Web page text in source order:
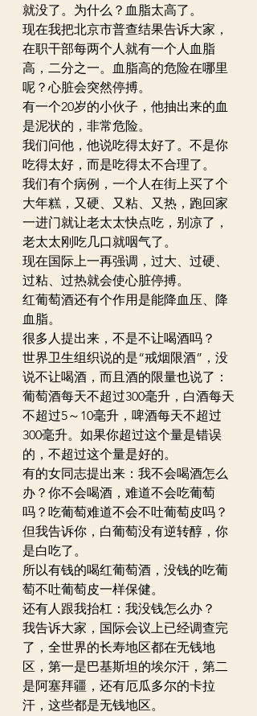
就没了。为什么？血脂太高了。
现在我把北京市普查结果告诉大家，
在职干部每两个人就有一个人血脂
高，二分之一。血脂高的危险在哪里
呢？心脏会突然停搏。
有一个20岁的小伙子，他抽出来的血
是泥状的，非常危险。
我们问他，他说吃得太好了。不是你
吃得太好，而是吃得太不合理了。
我们有个病例，一个人在街上买了个
大年糕，又硬、又粘、又热，跑回家
一进门就让老太太快点吃，别凉了，
老太太刚吃几口就咽气了。
现在国际上一再强调，过大、过硬、
过粘、过热就会使心脏停搏。
红葡萄酒还有个作用是能降血压、降
血脂。
很多人提出来，不是不让喝酒吗？
世界卫生组织说的是“戒烟限酒”，没
说不让喝酒，而且酒的限量也说了：
葡萄酒每天不超过300毫升，白酒每天
不超过5～10毫升，啤酒每天不超过
300毫升。如果你超过这个量是错误
的，不超过这个量是好的。
有的女同志提出来：我不会喝酒怎么
办？你不会喝酒，难道不会吃葡萄
吗？吃葡萄难道不会不吐葡萄皮吗？
但我告诉你，白葡萄没有逆转醇，你
是白吃了。
所以有钱的喝红葡萄酒，没钱的吃葡
萄不吐葡萄皮一样保健。
还有人跟我抬杠：我没钱怎么办？
我告诉大家，国际会议上已经调查完
了，全世界的长寿地区都在无钱地
区，第一是巴基斯坦的埃尔汗，第二
是阿塞拜疆，还有厄瓜多尔的卡拉
汗，这些都是无钱地区。